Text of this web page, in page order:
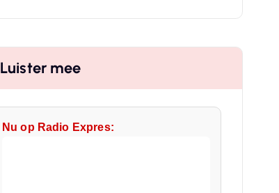
Luister mee
Nu op Radio Expres: